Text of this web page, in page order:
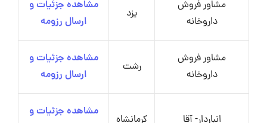
مشاور فروش
داروخانه
یزد
مشاهده جزئیات و
ارسال رزومه
مشاور فروش
داروخانه
رشت
مشاهده جزئیات و
ارسال رزومه
انباردار- آقا کرمانشاه
مشاهده جزئیات و